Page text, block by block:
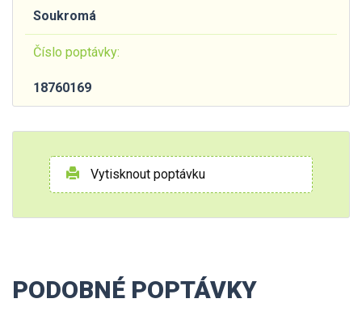
Soukromá
Číslo poptávky:
18760169
Vytisknout poptávku
PODOBNÉ POPTÁVKY